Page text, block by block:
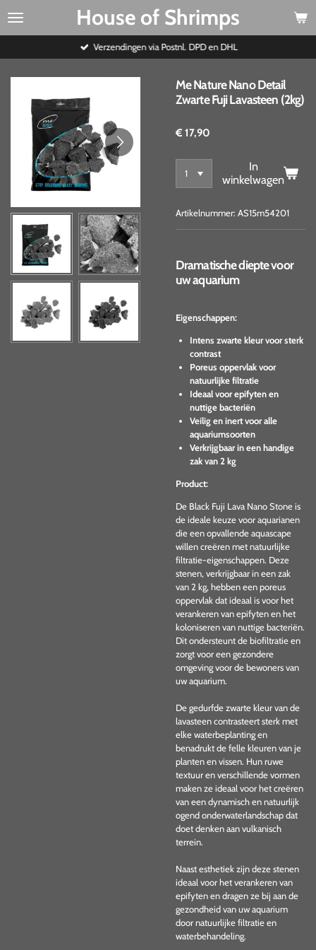
Ga
House of Shrimps
Verzendingen via Postnl. DPD en DHL
Me Nature Nano Detail
Zwarte Fuji Lavasteen (2kg)
€ 17,90
In
winkelwagen
Artikelnummer: AS15m54201
Dramatische diepte voor
uw aquarium
Eigenschappen:
Intens zwarte kleur voor sterk
contrast
Poreus oppervlak voor
natuurlijke filtratie
Ideaal voor epifyten en
nuttige bacteriën
Veilig en inert voor alle
aquariumsoorten
Verkrijgbaar in een handige
zak van 2 kg
Product:
De Black Fuji Lava Nano Stone is
de ideale keuze voor aquarianen
die een opvallende aquascape
willen creëren met natuurlijke
filtratie-eigenschappen. Deze
stenen, verkrijgbaar in een zak
van 2 kg, hebben een poreus
oppervlak dat ideaal is voor het
verankeren van epifyten en het
koloniseren van nuttige bacteriën.
Dit ondersteunt de biofiltratie en
zorgt voor een gezondere
omgeving voor de bewoners van
uw aquarium.
De gedurfde zwarte kleur van de
lavasteen contrasteert sterk met
elke waterbeplanting en
benadrukt de felle kleuren van je
planten en vissen. Hun ruwe
textuur en verschillende vormen
maken ze ideaal voor het creëren
van een dynamisch en natuurlijk
ogend onderwaterlandschap dat
doet denken aan vulkanisch
terrein.
Naast esthetiek zijn deze stenen
ideaal voor het verankeren van
epifyten en dragen ze bij aan de
gezondheid van uw aquarium
door natuurlijke filtratie en
waterbehandeling.